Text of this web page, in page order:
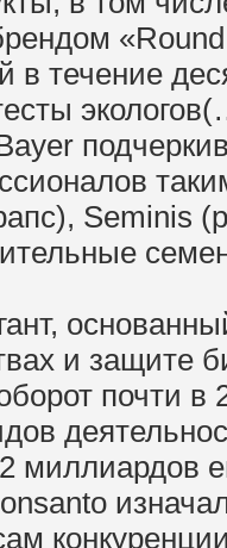
в течение
Seminis
и защите
почти в
миллиардов